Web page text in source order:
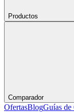
Productos
Comparador
OfertasBlogGuías de